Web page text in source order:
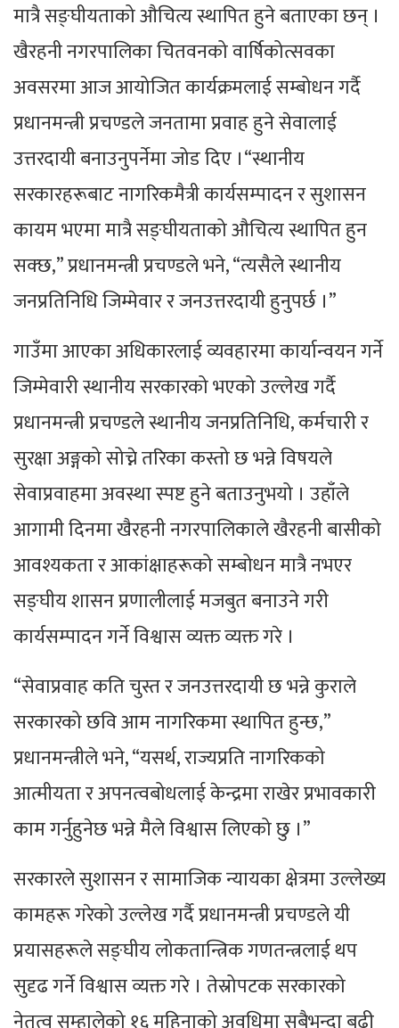
मात्रै सङ्घीयताको औचित्य स्थापित हुने बताएका छन् ।
खैरहनी नगरपालिका चितवनको वार्षिकोत्सवका
अवसरमा आज आयोजित कार्यक्रमलाई सम्बोधन गर्दै
प्रधानमन्त्री प्रचण्डले जनतामा प्रवाह हुने सेवालाई
उत्तरदायी बनाउनुपर्नेमा जोड दिए ।“स्थानीय
सरकारहरूबाट नागरिकमैत्री कार्यसम्पादन र सुशासन
कायम भएमा मात्रै सङ्घीयताको औचित्य स्थापित हुन
सक्छ,” प्रधानमन्त्री प्रचण्डले भने, “त्यसैले स्थानीय
जनप्रतिनिधि जिम्मेवार र जनउत्तरदायी हुनुपर्छ ।”
गाउँमा आएका अधिकारलाई व्यवहारमा कार्यान्वयन गर्ने
जिम्मेवारी स्थानीय सरकारको भएको उल्लेख गर्दै
प्रधानमन्त्री प्रचण्डले स्थानीय जनप्रतिनिधि, कर्मचारी र
सुरक्षा अङ्गको सोच्ने तरिका कस्तो छ भन्ने विषयले
सेवाप्रवाहमा अवस्था स्पष्ट हुने बताउनुभयो । उहाँले
आगामी दिनमा खैरहनी नगरपालिकाले खैरहनी बासीको
आवश्यकता र आकांक्षाहरूको सम्बोधन मात्रै नभएर
सङ्घीय शासन प्रणालीलाई मजबुत बनाउने गरी
कार्यसम्पादन गर्ने विश्वास व्यक्त व्यक्त गरे ।
“सेवाप्रवाह कति चुस्त र जनउत्तरदायी छ भन्ने कुराले
सरकारको छवि आम नागरिकमा स्थापित हुन्छ,”
प्रधानमन्त्रीले भने, “यसर्थ, राज्यप्रति नागरिकको
आत्मीयता र अपनत्वबोधलाई केन्द्रमा राखेर प्रभावकारी
काम गर्नुहुनेछ भन्ने मैले विश्वास लिएको छु ।”
सरकारले सुशासन र सामाजिक न्यायका क्षेत्रमा उल्लेख्य
कामहरू गरेको उल्लेख गर्दै प्रधानमन्त्री प्रचण्डले यी
प्रयासहरूले सङ्घीय लोकतान्त्रिक गणतन्त्रलाई थप
सुदृढ गर्ने विश्वास व्यक्त गरे । तेस्रोपटक सरकारको